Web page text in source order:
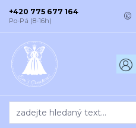
+420 775 677 164
Po-Pá (8-16h)